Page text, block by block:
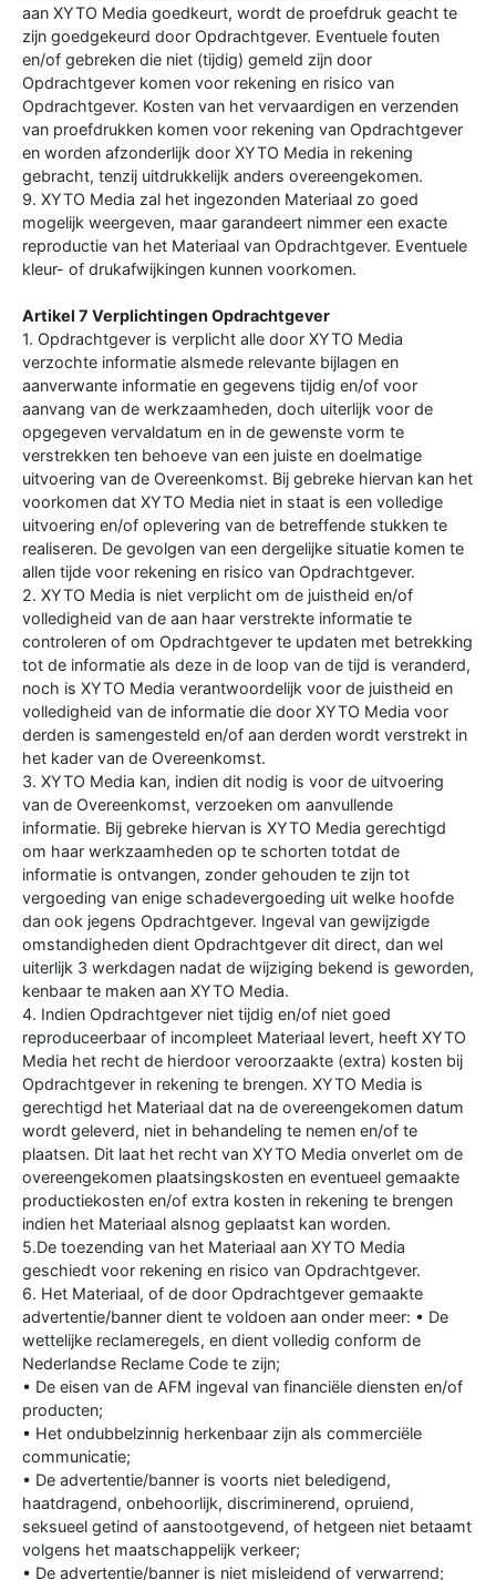
aan XYTO Media goedkeurt, wordt de proefdruk geacht te
zijn goedgekeurd door Opdrachtgever. Eventuele fouten
en/of gebreken die niet (tijdig) gemeld zijn door
Opdrachtgever komen voor rekening en risico van
Opdrachtgever. Kosten van het vervaardigen en verzenden
van proefdrukken komen voor rekening van Opdrachtgever
en worden afzonderlijk door XYTO Media in rekening
gebracht, tenzij uitdrukkelijk anders overeengekomen.
9. XYTO Media zal het ingezonden Materiaal zo goed
mogelijk weergeven, maar garandeert nimmer een exacte
reproductie van het Materiaal van Opdrachtgever. Eventuele
kleur- of drukafwijkingen kunnen voorkomen.
Artikel 7 Verplichtingen Opdrachtgever
1. Opdrachtgever is verplicht alle door XYTO Media
verzochte informatie alsmede relevante bijlagen en
aanverwante informatie en gegevens tijdig en/of voor
aanvang van de werkzaamheden, doch uiterlijk voor de
opgegeven vervaldatum en in de gewenste vorm te
verstrekken ten behoeve van een juiste en doelmatige
uitvoering van de Overeenkomst. Bij gebreke hiervan kan het
voorkomen dat XYTO Media niet in staat is een volledige
uitvoering en/of oplevering van de betreffende stukken te
realiseren. De gevolgen van een dergelijke situatie komen te
allen tijde voor rekening en risico van Opdrachtgever.
2. XYTO Media is niet verplicht om de juistheid en/of
volledigheid van de aan haar verstrekte informatie te
controleren of om Opdrachtgever te updaten met betrekking
tot de informatie als deze in de loop van de tijd is veranderd,
noch is XYTO Media verantwoordelijk voor de juistheid en
volledigheid van de informatie die door XYTO Media voor
derden is samengesteld en/of aan derden wordt verstrekt in
het kader van de Overeenkomst.
3. XYTO Media kan, indien dit nodig is voor de uitvoering
van de Overeenkomst, verzoeken om aanvullende
informatie. Bij gebreke hiervan is XYTO Media gerechtigd
om haar werkzaamheden op te schorten totdat de
informatie is ontvangen, zonder gehouden te zijn tot
vergoeding van enige schadevergoeding uit welke hoofde
dan ook jegens Opdrachtgever. Ingeval van gewijzigde
omstandigheden dient Opdrachtgever dit direct, dan wel
uiterlijk 3 werkdagen nadat de wijziging bekend is geworden,
kenbaar te maken aan XYTO Media.
4. Indien Opdrachtgever niet tijdig en/of niet goed
reproduceerbaar of incompleet Materiaal levert, heeft XYTO
Media het recht de hierdoor veroorzaakte (extra) kosten bij
Opdrachtgever in rekening te brengen. XYTO Media is
gerechtigd het Materiaal dat na de overeengekomen datum
wordt geleverd, niet in behandeling te nemen en/of te
plaatsen. Dit laat het recht van XYTO Media onverlet om de
overeengekomen plaatsingskosten en eventueel gemaakte
productiekosten en/of extra kosten in rekening te brengen
indien het Materiaal alsnog geplaatst kan worden.
5.De toezending van het Materiaal aan XYTO Media
geschiedt voor rekening en risico van Opdrachtgever.
6. Het Materiaal, of de door Opdrachtgever gemaakte
advertentie/banner dient te voldoen aan onder meer: • De
wettelijke reclameregels, en dient volledig conform de
Nederlandse Reclame Code te zijn;
• De eisen van de AFM ingeval van financiële diensten en/of
producten;
• Het ondubbelzinnig herkenbaar zijn als commerciële
communicatie;
• De advertentie/banner is voorts niet beledigend,
haatdragend, onbehoorlijk, discriminerend, opruiend,
seksueel getind of aanstootgevend, of hetgeen niet betaamt
volgens het maatschappelijk verkeer;
• De advertentie/banner is niet misleidend of verwarrend;